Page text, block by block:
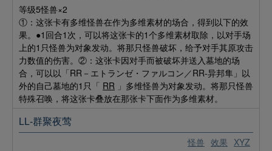
等级5怪兽×2
①：这张卡有多维怪兽在作为多维素材的场合，得到以下的效
果。●1回合1次，可以将这张卡的1个多维素材取除，以对手场
上的1只怪兽为对象发动。将那只怪兽破坏，给予对手其原攻击
力数值的伤害。②：这张卡因对手而被破坏并送入墓地的场
合，可以以「RR－エトランゼ・ファルコン／RR-异邦隼」以
外的自己墓地的1只「 RR 」多维怪兽为对象发动。将那只怪兽
特殊召唤，将这张卡叠放在那张卡下面作为多维素材。
怪兽 效果 XYZ
LL-群聚夜莺